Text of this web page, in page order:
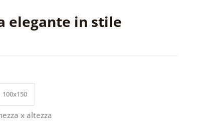
elegante in stile
100x150
x altezza